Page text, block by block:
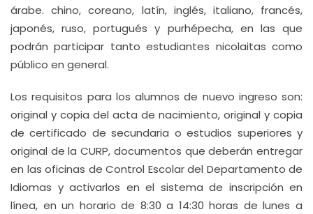
árabe. chino, coreano, latín, inglés, italiano, francés,
japonés, ruso, portugués y purhépecha, en las que
podrán participar tanto estudiantes nicolaitas como
público en general.
Los requisitos para los alumnos de nuevo ingreso son:
original y copia del acta de nacimiento, original y copia
de certificado de secundaria o estudios superiores y
original de la CURP, documentos que deberán entregar
en las oficinas de Control Escolar del Departamento de
Idiomas y activarlos en el sistema de inscripción en
línea, en un horario de 8:30 a 14:30 horas de lunes a